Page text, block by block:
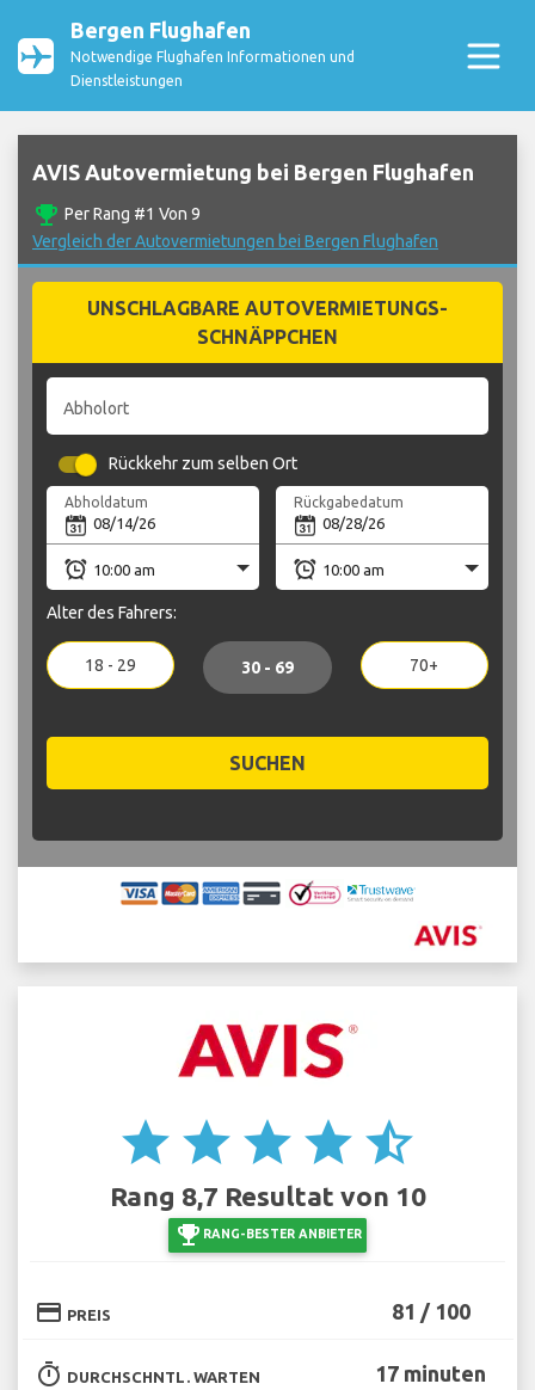
Bergen Flughafen
Notwendige Flughafen Informationen und
Dienstleistungen
AVIS Autovermietung bei Bergen Flughafen
emoji_events Per Rang #1 Von 9
Vergleich der Autovermietungen bei Bergen Flughafen
UNSCHLAGBARE AUTOVERMIETUNGS-
SCHNÄPPCHEN
Abholort
Rückkehr zum selben Ort
Abholdatum Rückgabedatum
Alter des Fahrers:
18 - 29 30 - 69 70+
SUCHEN
star star star star star_half
Rang 8,7 Resultat von 10
emoji_events RANG-BESTER ANBIETER
credit_card PREIS 81 / 100
timer DURCHSCHNTL. WARTEN 17 minuten